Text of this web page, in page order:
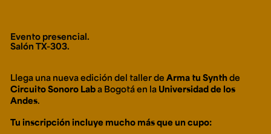
Calle 19A #1 - 37
Este. Bloque K.
del Arte
Ext. 2626
Ext. 2501
2504
Ext. 4925
Continua
Ext. 4795
Evento presencial.
Salón TX-303.
Llega una nueva edición del taller de Arma tu Synthde
Circuito Sonoro Laba Bogotá en la Universidad de los
Andes.
Tu inscripción incluye mucho más que un cupo: